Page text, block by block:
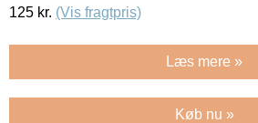
125 kr. (Vis fragtpris)
Læs mere »
Køb nu »